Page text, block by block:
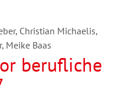
Christian Michaelis,
Meike Baas
berufliche